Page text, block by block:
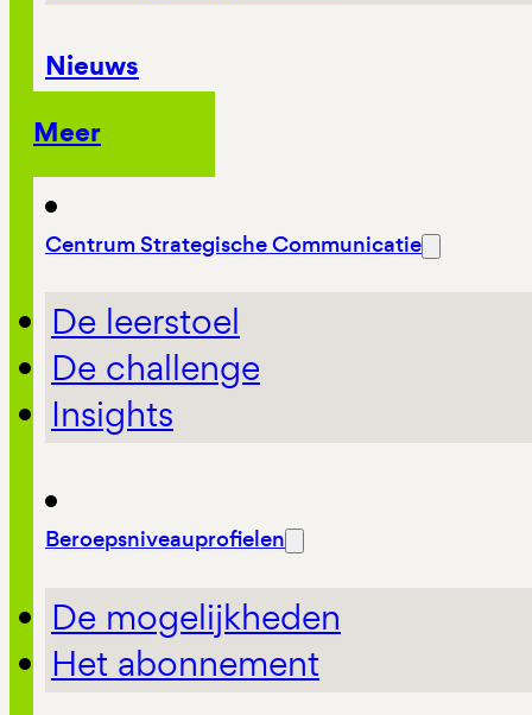
Nieuws
Meer
Centrum Strategische Communicatie
De leerstoel
De challenge
Insights
Beroepsniveauprofielen
De mogelijkheden
Het abonnement